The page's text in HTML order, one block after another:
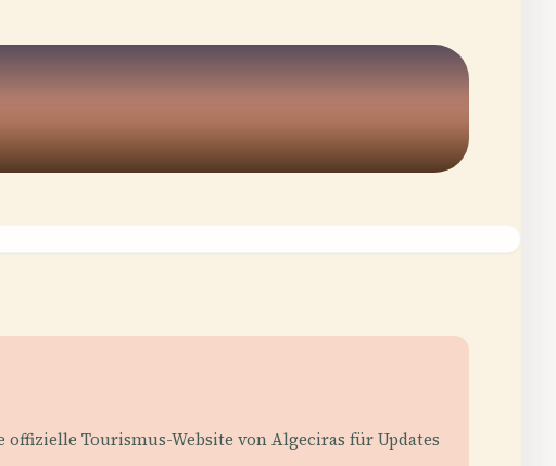
Tourismus-Website von Algeciras für Updates